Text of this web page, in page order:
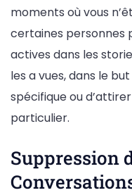
moments où vous
certaines personnes
actives dans les
les a vues, dans le
spécifique ou
particulier.
Suppression